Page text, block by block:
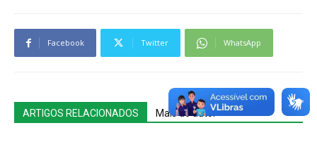
Facebook Twitter WhatsApp
ARTIGOS RELACIONADOS Mais do autor